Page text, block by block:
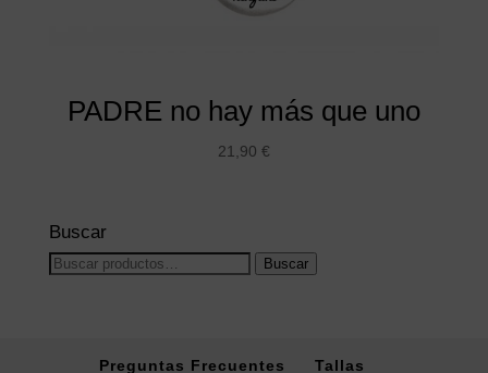
PADRE no hay más que uno
21,90 €
Buscar
Buscar
Buscar
Preguntas Frecuentes Tallas